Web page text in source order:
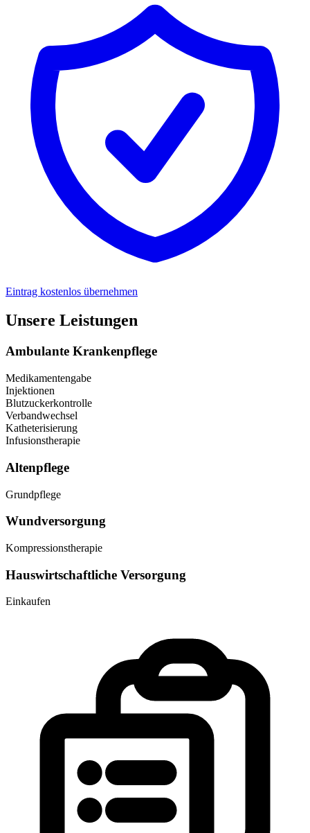
Eintrag kostenlos übernehmen
Unsere Leistungen
Ambulante Krankenpflege
Medikamentengabe
Injektionen
Blutzuckerkontrolle
Verbandwechsel
Katheterisierung
Infusionstherapie
Altenpflege
Grundpflege
Wundversorgung
Kompressionstherapie
Hauswirtschaftliche Versorgung
Einkaufen